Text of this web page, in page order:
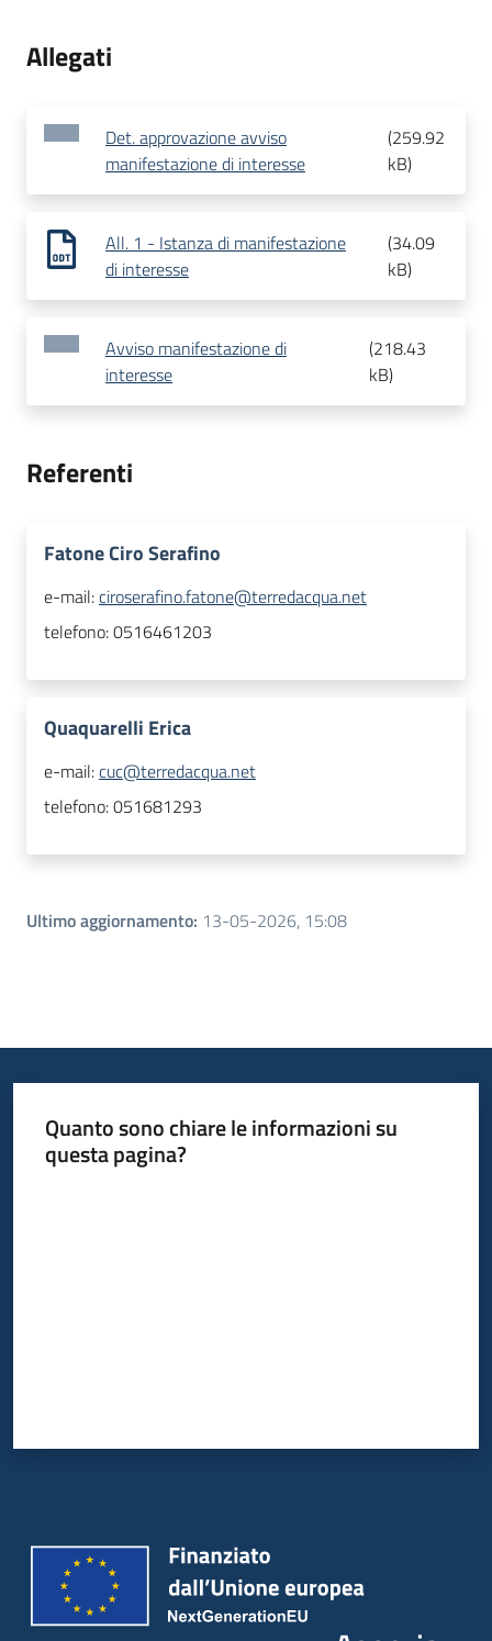
Allegati
Det. approvazione avviso
manifestazione di interesse
(259.92
kB)
All. 1 - Istanza di manifestazione
di interesse
(34.09
kB)
Avviso manifestazione di
interesse
(218.43
kB)
Referenti
Fatone Ciro Serafino
e-mail:ciroserafino.fatone@terredacqua.net
telefono:0516461203
Quaquarelli Erica
e-mail:cuc@terredacqua.net
telefono:051681293
Ultimo aggiornamento: 13-05-2026, 15:08
Quanto sono chiare le informazioni su
questa pagina?